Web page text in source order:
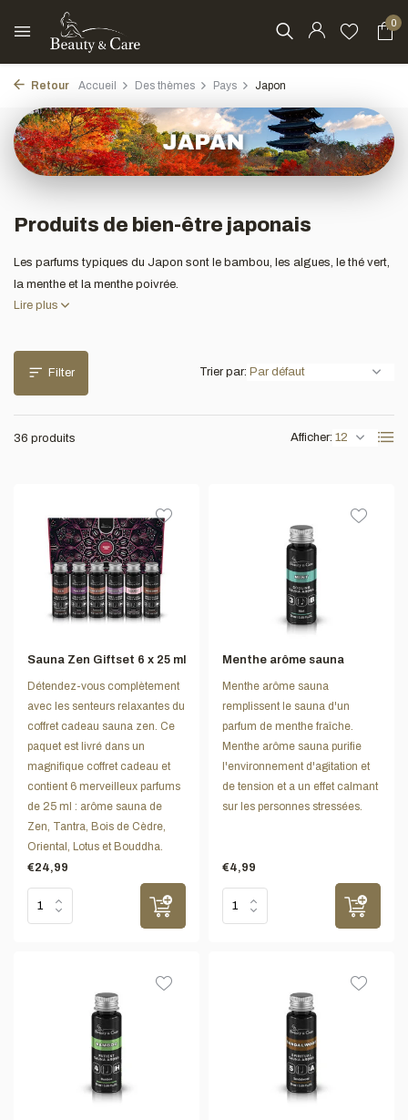
0
Retour Accueil Des thèmes Pays Japon
Produits de bien-être japonais
Les parfums typiques du Japon sont le bambou, les algues, le thé vert,
la menthe et la menthe poivrée.
Lire plus
Filter
36 produits Afficher:
Trier par:
Sauna Zen Giftset 6 x 25 ml
Détendez-vous complètement
avec les senteurs relaxantes du
coffret cadeau sauna zen. Ce
paquet est livré dans un
magnifique coffret cadeau et
contient 6 merveilleux parfums
de 25 ml : arôme sauna de
Zen, Tantra, Bois de Cèdre,
Oriental, Lotus et Bouddha.
€24,99
Menthe arôme sauna
Menthe arôme sauna
remplissent le sauna d'un
parfum de menthe fraîche.
Menthe arôme sauna purifie
l'environnement d'agitation et
de tension et a un effet calmant
sur les personnes stressées.
€4,99